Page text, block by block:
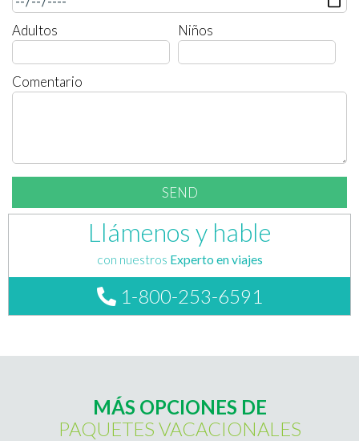
Adultos Niños
Comentario
Llámenos y hable
con nuestros Experto en viajes
1-800-253-6591
MÁS OPCIONES DE
PAQUETES VACACIONALES